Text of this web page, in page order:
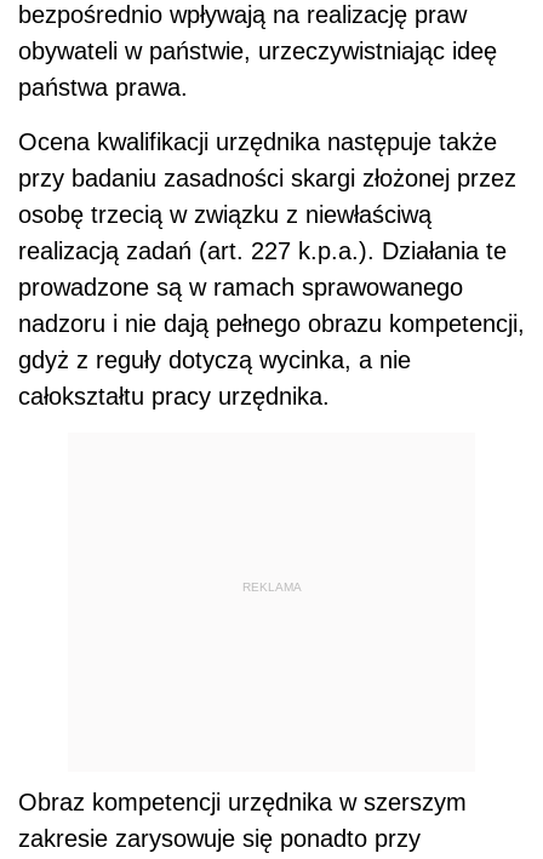
bezpośrednio wpływają na realizację praw
obywateli w państwie, urzeczywistniając ideę
państwa prawa.
Ocena kwalifikacji urzędnika następuje także
przy badaniu zasadności skargi złożonej przez
osobę trzecią w związku z niewłaściwą
realizacją zadań (art. 227 k.p.a.). Działania te
prowadzone są w ramach sprawowanego
nadzoru i nie dają pełnego obrazu kompetencji,
gdyż z reguły dotyczą wycinka, a nie
całokształtu pracy urzędnika.
REKLAMA
Obraz kompetencji urzędnika w szerszym
zakresie zarysowuje się ponadto przy